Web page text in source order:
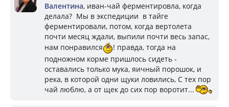
Валентина, иван-чай ферментировла, когда
делала? Мы в экспедиции в тайге
ферментировали, потом, когда вертолета
почти месяц ждали, выпили почти весь запас,
нам понравился
! правда, тогда на
подножном корме пришлось сидеть -
оставались только мука, яичный порошок, и
река, в которой одни щуки ловились, С тех пор
чай люблю, а от щек до сих пор воротит...